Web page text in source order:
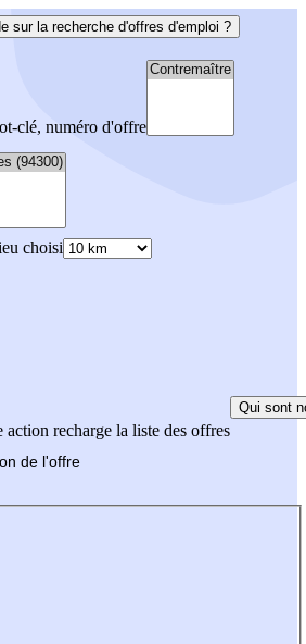
sur la recherche d'offres d'emploi ?
clé, numéro d'offre
choisi
action recharge la liste des offres
Qui sont
de l'offre